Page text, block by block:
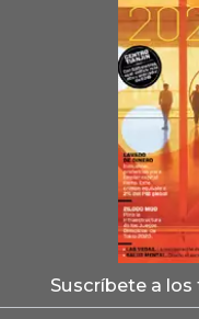
Suscríbete a